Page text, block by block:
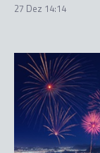
27 Dez 14:14